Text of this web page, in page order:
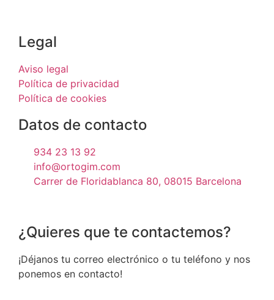
Legal
Aviso legal
Política de privacidad
Política de cookies
Datos de contacto
934 23 13 92
info@ortogim.com
Carrer de Floridablanca 80, 08015 Barcelona
¿Quieres que te contactemos?
¡Déjanos tu correo electrónico o tu teléfono y nos
ponemos en contacto!